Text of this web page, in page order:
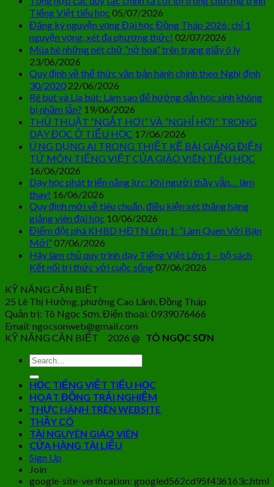
Tiếng Việt tiểu học 05/07/2026
Đăng ký nguyện vọng Đại học Đồng Tháp 2026: chỉ 1
nguyện vọng, xét đa phương thức! 02/07/2026
Mùa hè những nét chữ “nở hoa” trên trang giấy ô ly
23/06/2026
Quy định về thể thức văn bản hành chính theo Nghị định
30/2020 22/06/2026
Rê bút và Lia bút: Làm sao để hướng dẫn học sinh không
bị nhầm lẫn? 19/06/2026
THỦ THUẬT “NGẮT HƠI” VÀ “NGHỈ HƠI” TRONG
DẠY ĐỌC Ở TIỂU HỌC 17/06/2026
ỨNG DỤNG AI TRONG THIẾT KẾ BÀI GIẢNG ĐIỆN
TỬ MÔN TIẾNG VIỆT CỦA GIÁO VIÊN TIỂU HỌC
16/06/2026
Dạy học phát triển năng lực: Khi người thầy vẫn… làm
thay! 16/06/2026
Quy định mới về tiêu chuẩn, điều kiện xét thăng hạng
giảng viên đại học 10/06/2026
Điểm đột phá KHBD HĐTN Lớp 1: “Làm Quen Với Bạn
Mới”07/06/2026
Hãy làm chủ quy trình dạy Tiếng Việt Lớp 1 – bộ sách
Kết nối tri thức với cuộc sống07/06/2026
KỸ NĂNG CẦN BIẾT
25 Lê Thị Hường, phường Cao Lãnh, Đồng Tháp
Quản trị: Tô Ngọc Sơn. Điện thoại: 0939076466
Email: ngocsonweb@gmail.com
KỸ NĂNG CẦN BIẾT 2026 @ TÔ NGỌC SƠN
HỌC TIẾNG VIỆT TIỂU HỌC
HOẠT ĐỘNG TRẢI NGHIỆM
THỰC HÀNH TRÊN WEBSITE
THẦY CÔ
TÀI NGUYÊN GIÁO VIÊN
CỬA HÀNG TÀI LIỆU
Sign Up
Join
google-site-verification: googled562cd95f436163c.html